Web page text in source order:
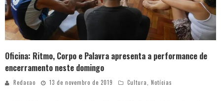
Oficina: Ritmo, Corpo e Palavra apresenta a performance de
encerramento neste domingo
Redacao 13 de novembro de 2019 Cultura, Notícias